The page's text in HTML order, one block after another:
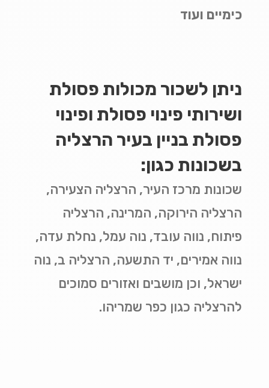
כימיים ועוד
ניתן לשכור מכולות פסולת
ושירותי פינוי פסולת ופינוי
פסולת בניין בעיר הרצליה
בשכונות כגון:
שכונות מרכז העיר, הרצליה הצעירה,
הרצליה הירוקה, המרינה, הרצליה
פיתוח, נווה עובד, נוה עמל, נחלת עדה,
נווה אמירים, יד התשעה, הרצליה ב, נוה
ישראל, וכן מושבים ואזורים סמוכים
להרצליה כגון כפר שמריהו.